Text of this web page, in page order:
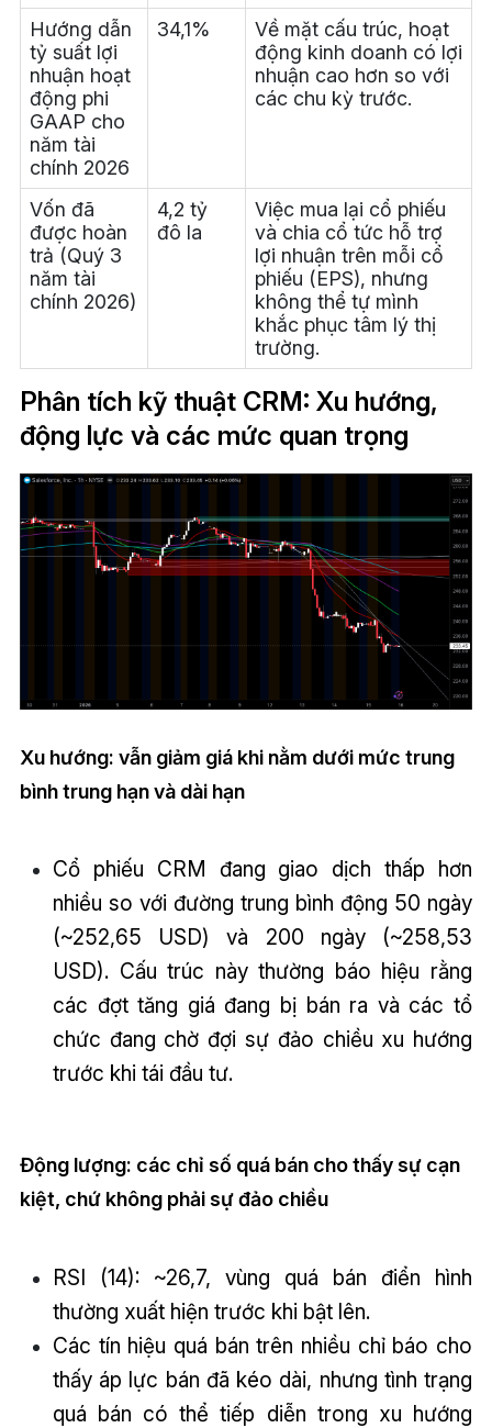
Hướng dẫn
tỷ suất lợi
nhuận hoạt
động phi
GAAP cho
năm tài
chính 2026
34,1%
Về mặt cấu trúc, hoạt
động kinh doanh có lợi
nhuận cao hơn so với
các chu kỳ trước.
Vốn đã
được hoàn
trả (Quý 3
năm tài
chính 2026)
4,2 tỷ
đô la
Việc mua lại cổ phiếu
và chia cổ tức hỗ trợ
lợi nhuận trên mỗi cổ
phiếu (EPS), nhưng
không thể tự mình
khắc phục tâm lý thị
trường.
Phân tích kỹ thuật CRM: Xu hướng,
động lực và các mức quan trọng
Xu hướng: vẫn giảm giá khi nằm dưới mức trung
bình trung hạn và dài hạn
Cổ phiếu CRM đang giao dịch thấp hơn
nhiều so với đường trung bình động 50 ngày
(~252,65 USD) và 200 ngày (~258,53
USD). Cấu trúc này thường báo hiệu rằng
các đợt tăng giá đang bị bán ra và các tổ
chức đang chờ đợi sự đảo chiều xu hướng
trước khi tái đầu tư.
Động lượng: các chỉ số quá bán cho thấy sự cạn
kiệt, chứ không phải sự đảo chiều
RSI (14): ~26,7, vùng quá bán điển hình
thường xuất hiện trước khi bật lên.
Các tín hiệu quá bán trên nhiều chỉ báo cho
thấy áp lực bán đã kéo dài, nhưng tình trạng
quá bán có thể tiếp diễn trong xu hướng